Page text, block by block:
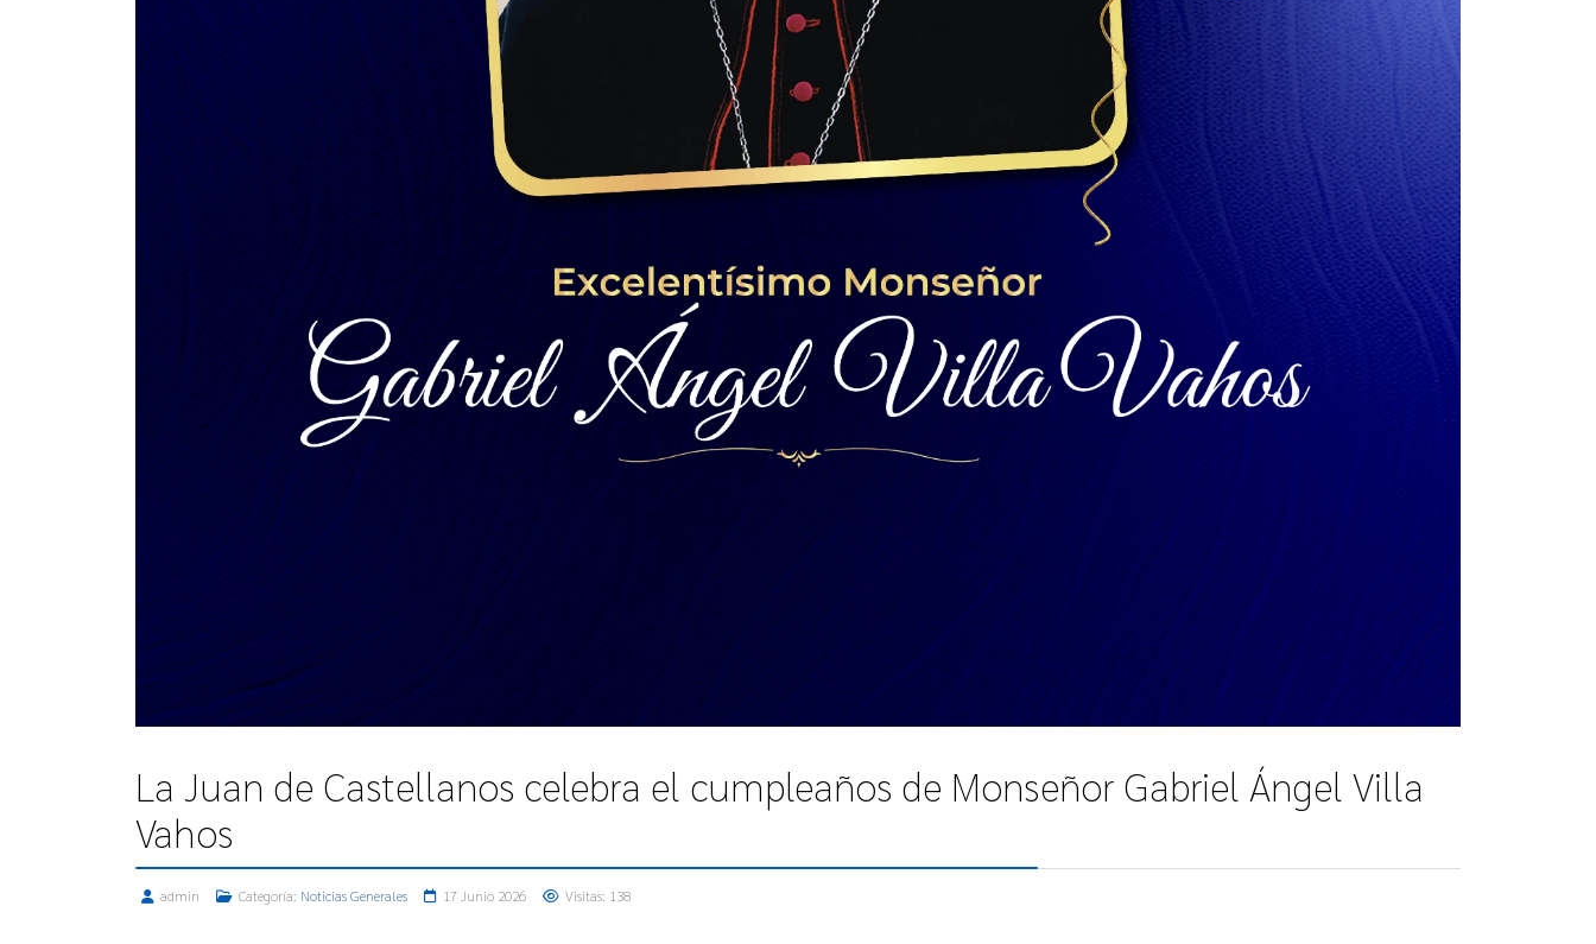
La Juan de Castellanos celebra el cumpleaños de Monseñor Gabriel Ángel Villa
Vahos
admin Categoría: Noticias Generales 17 Junio 2026 Visitas: 138